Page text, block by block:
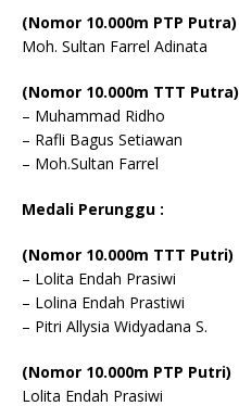
(Nomor 10.000m PTP Putra)
Moh. Sultan Farrel Adinata
(Nomor 10.000m TTT Putra)
– Muhammad Ridho
– Rafli Bagus Setiawan
– Moh.Sultan Farrel
Medali Perunggu :
(Nomor 10.000m TTT Putri)
– Lolita Endah Prasiwi
– Lolina Endah Prastiwi
– Pitri Allysia Widyadana S.
(Nomor 10.000m PTP Putri)
Lolita Endah Prasiwi